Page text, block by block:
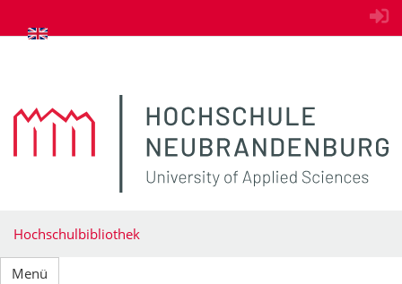
zum Inhalt springen
Hochschulbibliothek
Menü